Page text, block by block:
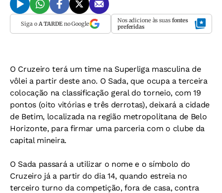
Siga o A TARDEno Google Nos adicione às suas fontes
preferidas
O Cruzeiro terá um time na Superliga masculina de
vôlei a partir deste ano. O Sada, que ocupa a terceira
colocação na classificação geral do torneio, com 19
pontos (oito vitórias e três derrotas), deixará a cidade
de Betim, localizada na região metropolitana de Belo
Horizonte, para firmar uma parceria com o clube da
capital mineira.
O Sada passará a utilizar o nome e o símbolo do
Cruzeiro já a partir do dia 14, quando estreia no
terceiro turno da competição, fora de casa, contra